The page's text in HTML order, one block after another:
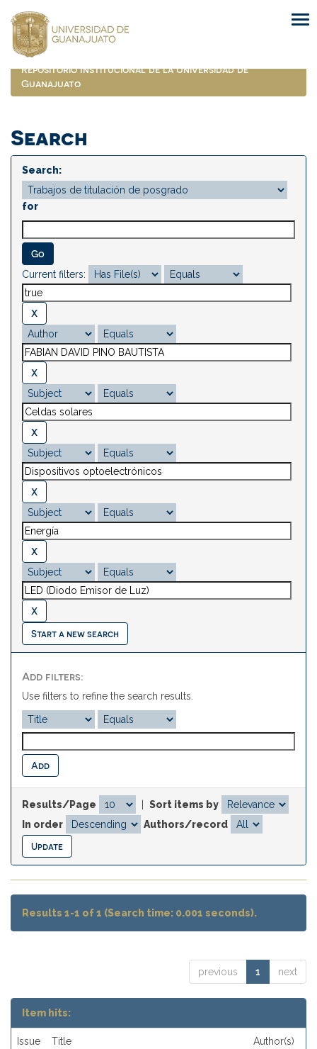
navigation
Repositorio Institucional de la Universidad de
Guanajuato
Search
Search:
for
Current filters:
Start a new search
Add filters:
Use filters to refine the search results.
Results/Page
Sort items by
In order
Authors/record
Results 1-1 of 1 (Search time: 0.001 seconds).
previous 1 next
Item hits:
Issue
Title Author(s)